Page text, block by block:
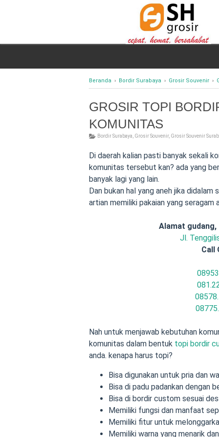
Beranda › Bordir Surabaya › Grosir Souvenir ›
GROSIR TOPI
KOMUNITAS
Bordir Surabaya Grosir Souvenir, Grosir Souvenir
Di daerah kalian pasti banyak sekali
komunitas tersebut kan? ada yang
banyak lagi yang lain.
Dan bukan hal yang aneh jika
artian memiliki pakaian yang
Alamat
Jl.
Call
Nah untuk menjawab kebutuhan
komunitas dalam bentuk topi bordir
anda. kenapa harus topi?
Bisa digunakan untuk pria dan
Bisa di padu padankan dengan
Bisa di bordir custom sesuai
Memiliki fungsi dan manfaat
Memiliki fitur untuk
Memiliki warna yang menarik